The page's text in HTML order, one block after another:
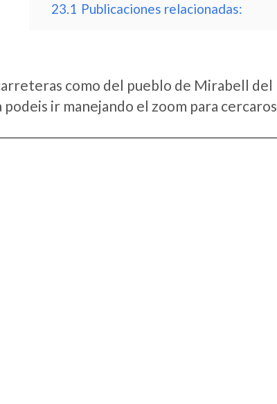
23.1 Publicaciones relacionadas:
como del pueblo de Mirabell del
ir manejando el zoom para cercaros